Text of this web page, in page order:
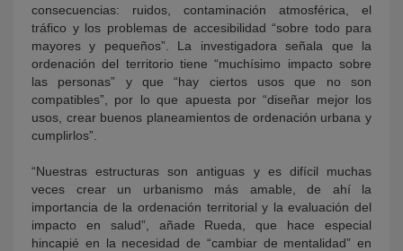
consecuencias: ruidos, contaminación atmosférica, el
tráfico y los problemas de accesibilidad “sobre todo para
mayores y pequeños”. La investigadora señala que la
ordenación del territorio tiene “muchísimo impacto sobre
las personas” y que “hay ciertos usos que no son
compatibles”, por lo que apuesta por “diseñar mejor los
usos, crear buenos planeamientos de ordenación urbana y
cumplirlos”.
“Nuestras estructuras son antiguas y es difícil muchas
veces crear un urbanismo más amable, de ahí la
importancia de la ordenación territorial y la evaluación del
impacto en salud”, añade Rueda, que hace especial
hincapié en la necesidad de “cambiar de mentalidad” en